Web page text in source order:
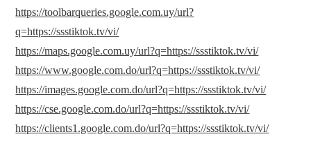
https://toolbarqueries.google.com.uy/url?
q=https://ssstiktok.tv/vi/
https://maps.google.com.uy/url?q=https://ssstiktok.tv/vi/
https://www.google.com.do/url?q=https://ssstiktok.tv/vi/
https://images.google.com.do/url?q=https://ssstiktok.tv/vi/
https://cse.google.com.do/url?q=https://ssstiktok.tv/vi/
https://clients1.google.com.do/url?q=https://ssstiktok.tv/vi/